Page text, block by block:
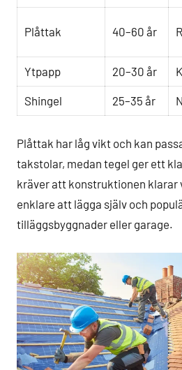
Plåttak 40–60 år
Ytpapp 20–30 år
Shingel 25–35 år
Plåttak har låg vikt och kan
takstolar, medan tegel ger ett
kräver att konstruktionen klarar
enklare att lägga själv och
tilläggsbyggnader eller garage.